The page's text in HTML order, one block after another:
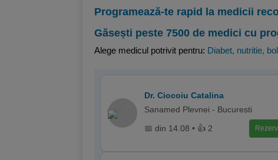
Programează-te rapid la medicii
Găsești peste 7500 de medici cu
Alege medicul potrivit pentru: Diabet, nutritie,
Dr. Ciocoiu Catalina
Sanamed Plevnei - Bucuresti
📅 din 14.08 • 👍 2